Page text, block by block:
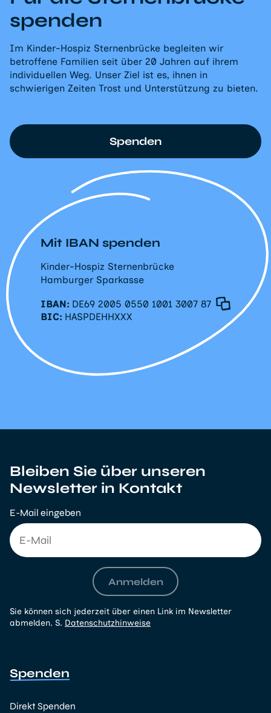
spenden
Im Kinder-Hospiz Sternenbrücke begleiten wir
betroffene Familien seit über 20 Jahren auf ihrem
individuellen Weg. Unser Ziel ist es, ihnen in
schwierigen Zeiten Trost und Unterstützung zu bieten.
Mit IBAN spenden
Kinder-Hospiz Sternenbrücke
Hamburger Sparkasse
IBAN: DE69 2005 0550 1001 3007 87
BIC: HASPDEHHXXX
Spenden
Bleiben Sie über unseren
Newsletter in Kontakt
E-Mail eingeben
Anmelden
Sie können sich jederzeit über einen Link im Newsletter
abmelden. S. Datenschutzhinweise
Spenden
Direkt Spenden